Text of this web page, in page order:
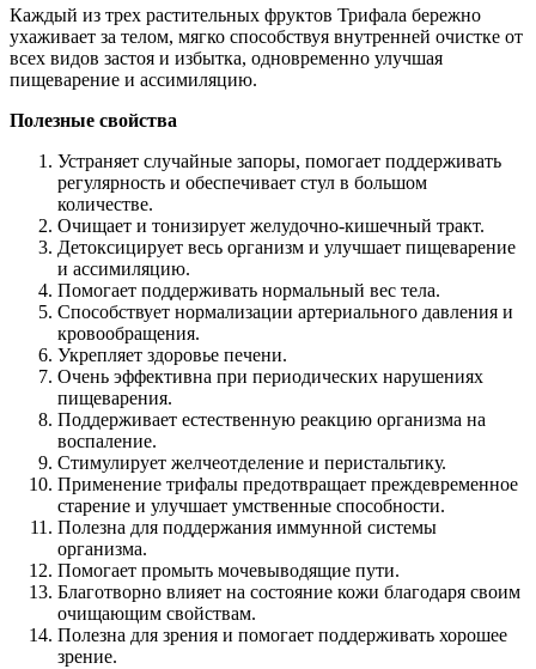
Каждый из трех растительных фруктов Трифала бережно
ухаживает за телом, мягко способствуя внутренней очистке от
всех видов застоя и избытка, одновременно улучшая
пищеварение и ассимиляцию.
Полезные свойства
Устраняет случайные запоры, помогает поддерживать
регулярность и обеспечивает стул в большом
количестве.
Очищает и тонизирует желудочно-кишечный тракт.
Детоксицирует весь организм и улучшает пищеварение
и ассимиляцию.
Помогает поддерживать нормальный вес тела.
Способствует нормализации артериального давления и
кровообращения.
Укрепляет здоровье печени.
Очень эффективна при периодических нарушениях
пищеварения.
Поддерживает естественную реакцию организма на
воспаление.
Стимулирует желчеотделение и перистальтику.
Применение трифалы предотвращает преждевременное
старение и улучшает умственные способности.
Полезна для поддержания иммунной системы
организма.
Помогает промыть мочевыводящие пути.
Благотворно влияет на состояние кожи благодаря своим
очищающим свойствам.
Полезна для зрения и помогает поддерживать хорошее
зрение.